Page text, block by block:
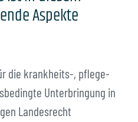
Aspekte
die krankheits-, pflege-
Unterbringung in
Landesrecht